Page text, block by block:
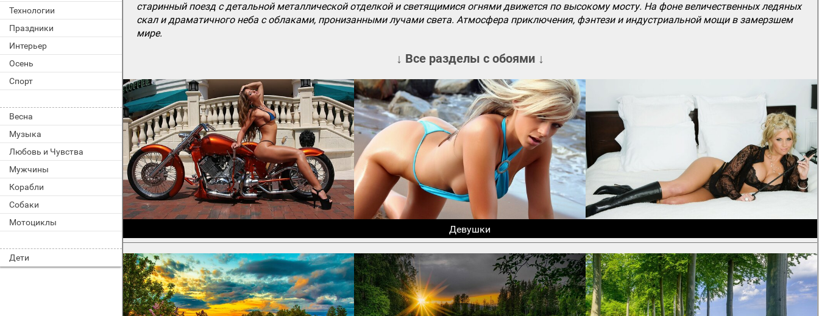
Технологии
Праздники
Интерьер
Осень
Спорт
Весна
Музыка
Любовь и Чувства
Мужчины
Корабли
Собаки
Мотоциклы
Дети
старинный поезд с детальной металлической отделкой и светящимися огнями движется по высокому мосту. На фоне величественных ледяных
скал и драматичного неба с облаками, пронизанными лучами света. Атмосфера приключения, фэнтези и индустриальной мощи в замерзшем
мире.
↓ Все разделы с обоями ↓
Девушки